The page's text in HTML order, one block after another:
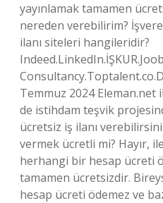
yayınlamak tamamen
nereden verebilirim?
ilanı siteleri hangileridir?
Temmuz 2024 Eleman.net
de istihdam teşvik
ücretsiz iş ilanı
vermek ücretli mi? Hayır,
herhangi bir hesap ücreti
tamamen ücretsizdir.
hesap ücreti ödemez ve